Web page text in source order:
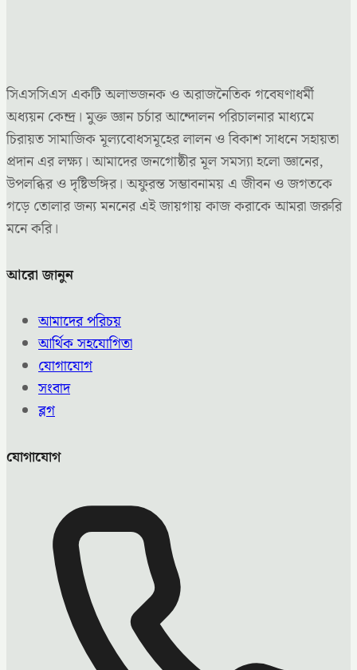
সিএসসিএস একটি অলাভজনক ও অরাজনৈতিক গবেষণাধর্মী
অধ্যয়ন কেন্দ্র। মুক্ত জ্ঞান চর্চার আন্দোলন পরিচালনার মাধ্যমে
চিরায়ত সামাজিক মূল্যবোধসমূহের লালন ও বিকাশ সাধনে সহায়তা
প্রদান এর লক্ষ্য। আমাদের জনগোষ্ঠীর মূল সমস্যা হলো জ্ঞানের,
উপলব্ধির ও দৃষ্টিভঙ্গির। অফুরন্ত সম্ভাবনাময় এ জীবন ও জগতকে
গড়ে তোলার জন্য মননের এই জায়গায় কাজ করাকে আমরা জরুরি
মনে করি।
আরো জানুন
আমাদের পরিচয়
আর্থিক সহযোগিতা
যোগাযোগ
সংবাদ
ব্লগ
যোগাযোগ